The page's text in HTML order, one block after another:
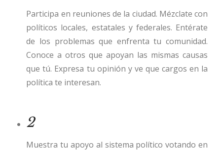
Participa en reuniones de la ciudad. Mézclate con
políticos locales, estatales y federales. Entérate
de los problemas que enfrenta tu comunidad.
Conoce a otros que apoyan las mismas causas
que tú. Expresa tu opinión y ve que cargos en la
política te interesan.
2
Muestra tu apoyo al sistema político votando en